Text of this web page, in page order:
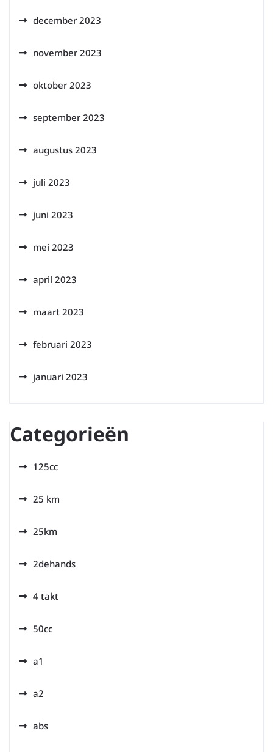
december 2023
november 2023
oktober 2023
september 2023
augustus 2023
juli 2023
juni 2023
mei 2023
april 2023
maart 2023
februari 2023
januari 2023
Categorieën
125cc
25 km
25km
2dehands
4 takt
50cc
a1
a2
abs